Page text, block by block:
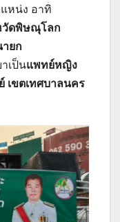
หน่ง อาทิ
วัดพิษณุโลก
ยก
เป็นแพทย์หญิง
เขตเทศบาลนคร